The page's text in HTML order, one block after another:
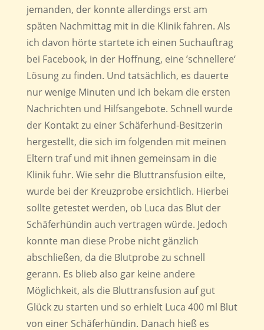
jemanden, der konnte allerdings erst am
späten Nachmittag mit in die Klinik fahren. Als
ich davon hörte startete ich einen Suchauftrag
bei Facebook, in der Hoffnung, eine ’schnellere‘
Lösung zu finden. Und tatsächlich, es dauerte
nur wenige Minuten und ich bekam die ersten
Nachrichten und Hilfsangebote. Schnell wurde
der Kontakt zu einer Schäferhund-Besitzerin
hergestellt, die sich im folgenden mit meinen
Eltern traf und mit ihnen gemeinsam in die
Klinik fuhr. Wie sehr die Bluttransfusion eilte,
wurde bei der Kreuzprobe ersichtlich. Hierbei
sollte getestet werden, ob Luca das Blut der
Schäferhündin auch vertragen würde. Jedoch
konnte man diese Probe nicht gänzlich
abschließen, da die Blutprobe zu schnell
gerann. Es blieb also gar keine andere
Möglichkeit, als die Bluttransfusion auf gut
Glück zu starten und so erhielt Luca 400 ml Blut
von einer Schäferhündin. Danach hieß es